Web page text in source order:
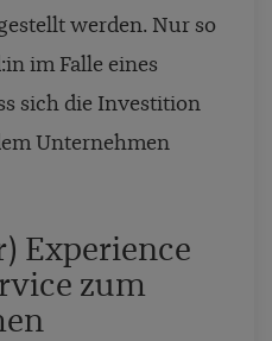
werden. Nur so
im Falle eines
sich die Investition
Unternehmen
Experience
zum